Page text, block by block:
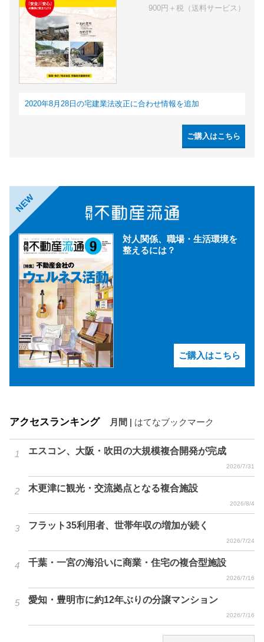
900円＋税（送料サービス）
2020年8月28日の宅建業法改正に合わせ情報を追加
ご購入はこちら
NEW
対人関係、職場・生活環境を
整えるには？
ご購入はこちら
アクセスランキング 月間 はてなブックマーク
エスコン、大阪・吹田の大規模複合開発が完成
2026/7/31
木更津に観光・交流拠点となる複合施設
2026/8/4
フラット35利用者、世帯年収の増加が続く
2026/7/24
千葉・一宮の海沿いに商業・住宅の複合型施設
2026/7/16
愛知・豊明市に約12年ぶりの分譲マンション
2026/7/16